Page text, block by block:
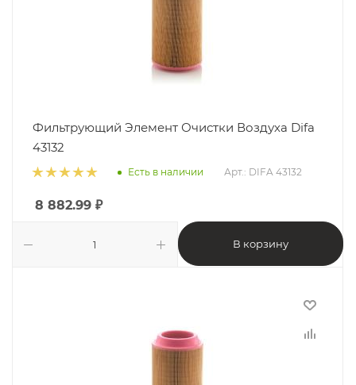
Фильтрующий Элемент Очистки Воздуха Difa
43132
Есть в наличии Арт.: DIFA 43132
8 882.99 ₽
В корзину